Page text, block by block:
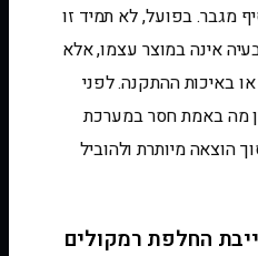
מגבר. בפועל, לא תמיד זו
אינה במוצר עצמו, אלא
באיכות ההתקנה. לפני
מה באמת חסר במערכת
הוצאה מיותרת ולהוביל
החלפת רמקולים